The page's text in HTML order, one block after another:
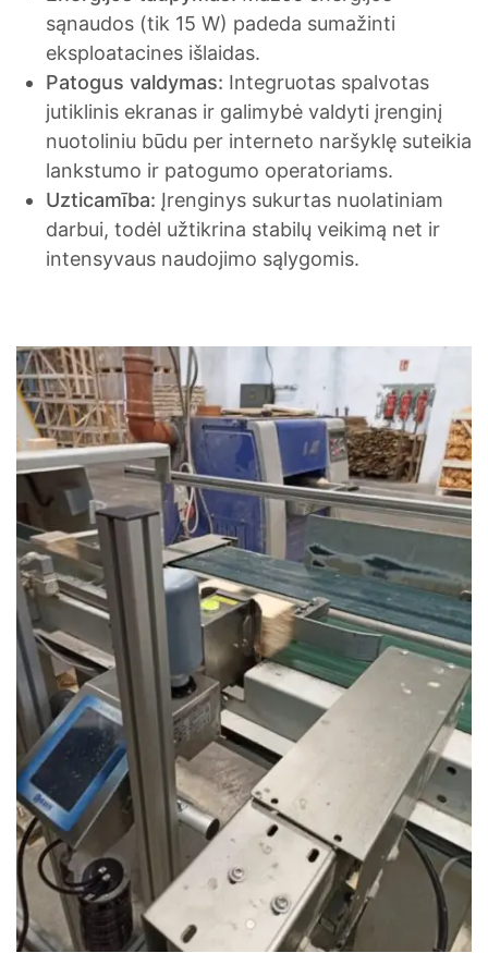
sąnaudos (tik 15 W) padeda sumažinti
eksploatacines išlaidas.
Patogus valdymas: Integruotas spalvotas
jutiklinis ekranas ir galimybė valdyti įrenginį
nuotoliniu būdu per interneto naršyklę suteikia
lankstumo ir patogumo operatoriams.
Uzticamība: Įrenginys sukurtas nuolatiniam
darbui, todėl užtikrina stabilų veikimą net ir
intensyvaus naudojimo sąlygomis.